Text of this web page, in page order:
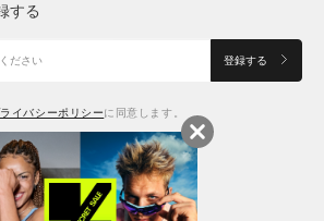
する
登録する
イバシーポリシーに同意します。